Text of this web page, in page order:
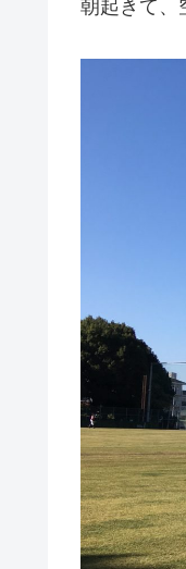
朝起きて、